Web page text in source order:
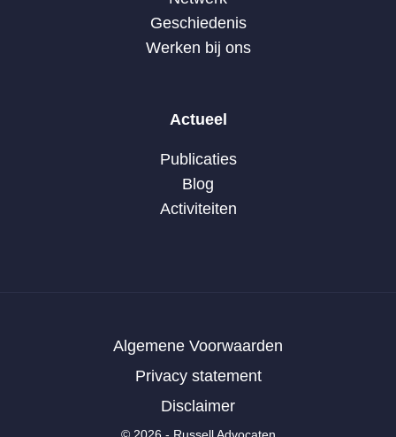
Geschiedenis
Werken bij ons
Actueel
Publicaties
Blog
Activiteiten
Algemene Voorwaarden
Privacy statement
Disclaimer